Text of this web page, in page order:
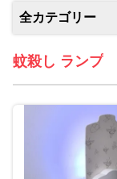
全カテゴリー
蚊殺し ランプ